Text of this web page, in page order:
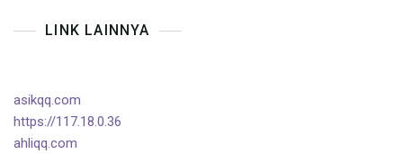
LINK LAINNYA
asikqq.com
https://117.18.0.36
ahliqq.com